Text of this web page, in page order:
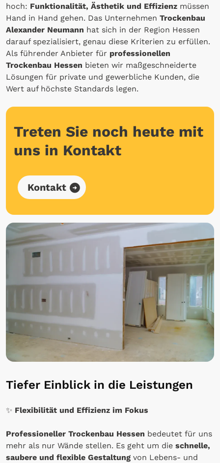
hoch: Funktionalität, Ästhetik und Effizienz müssen
Hand in Hand gehen. Das Unternehmen Trockenbau
Alexander Neumann hat sich in der Region Hessen
darauf spezialisiert, genau diese Kriterien zu erfüllen.
Als führender Anbieter für professionellen
Trockenbau Hessen bieten wir maßgeschneiderte
Lösungen für private und gewerbliche Kunden, die
Wert auf höchste Standards legen.
Treten Sie noch heute mit
uns in Kontakt
Kontakt
Tiefer Einblick in die Leistungen
✨ Flexibilität und Effizienz im Fokus
Professioneller Trockenbau Hessen bedeutet für uns
mehr als nur Wände stellen. Es geht um die schnelle,
saubere und flexible Gestaltung von Lebens- und